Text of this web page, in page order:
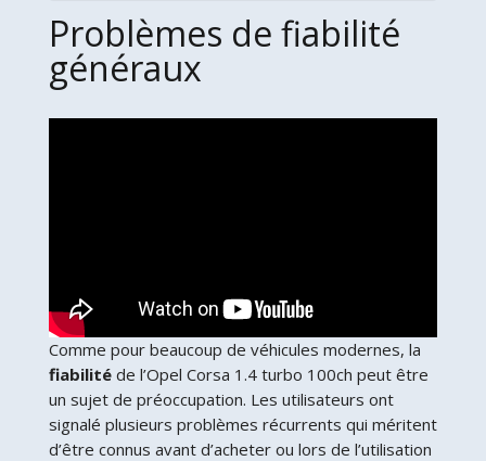
Problèmes de fiabilité
généraux
Comme pour beaucoup de véhicules modernes, la
fiabilitéde l’Opel Corsa 1.4 turbo 100ch peut être
un sujet de préoccupation. Les utilisateurs ont
signalé plusieurs problèmes récurrents qui méritent
d’être connus avant d’acheter ou lors de l’utilisation